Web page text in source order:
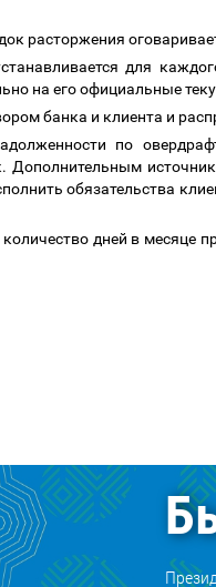
расторжения
для
на его официальные
банка и клиента и
по
Дополнительным
обязательства
дней в месяце